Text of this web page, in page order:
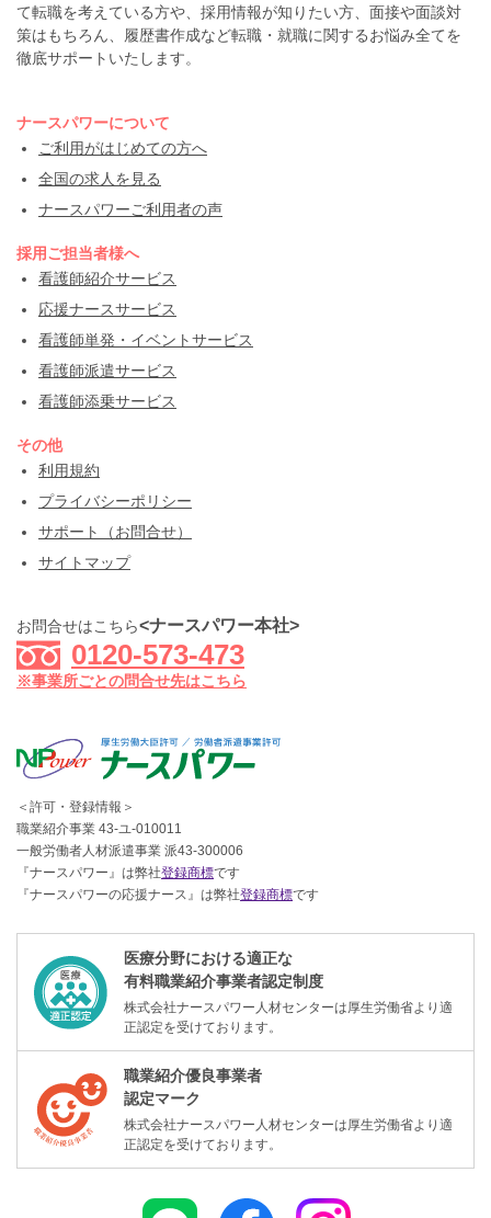
て転職を考えている方や、採用情報が知りたい方、面接や面談対
策はもちろん、履歴書作成など転職・就職に関するお悩み全てを
徹底サポートいたします。
ナースパワーについて
ご利用がはじめての方へ
全国の求人を見る
ナースパワーご利用者の声
採用ご担当者様へ
看護師紹介サービス
応援ナースサービス
看護師単発・イベントサービス
看護師派遣サービス
看護師添乗サービス
その他
利用規約
プライバシーポリシー
サポート（お問合せ）
サイトマップ
お問合せはこちら<ナースパワー本社>
0120-573-473
※事業所ごとの問合せ先はこちら
＜許可・登録情報＞
職業紹介事業 43-ユ-010011
一般労働者人材派遣事業 派43-300006
『ナースパワー』は弊社登録商標です
『ナースパワーの応援ナース』は弊社登録商標です
医療分野における適正な
有料職業紹介事業者認定制度
株式会社ナースパワー人材センターは厚生労働省より適
正認定を受けております。
職業紹介優良事業者
認定マーク
株式会社ナースパワー人材センターは厚生労働省より適
正認定を受けております。